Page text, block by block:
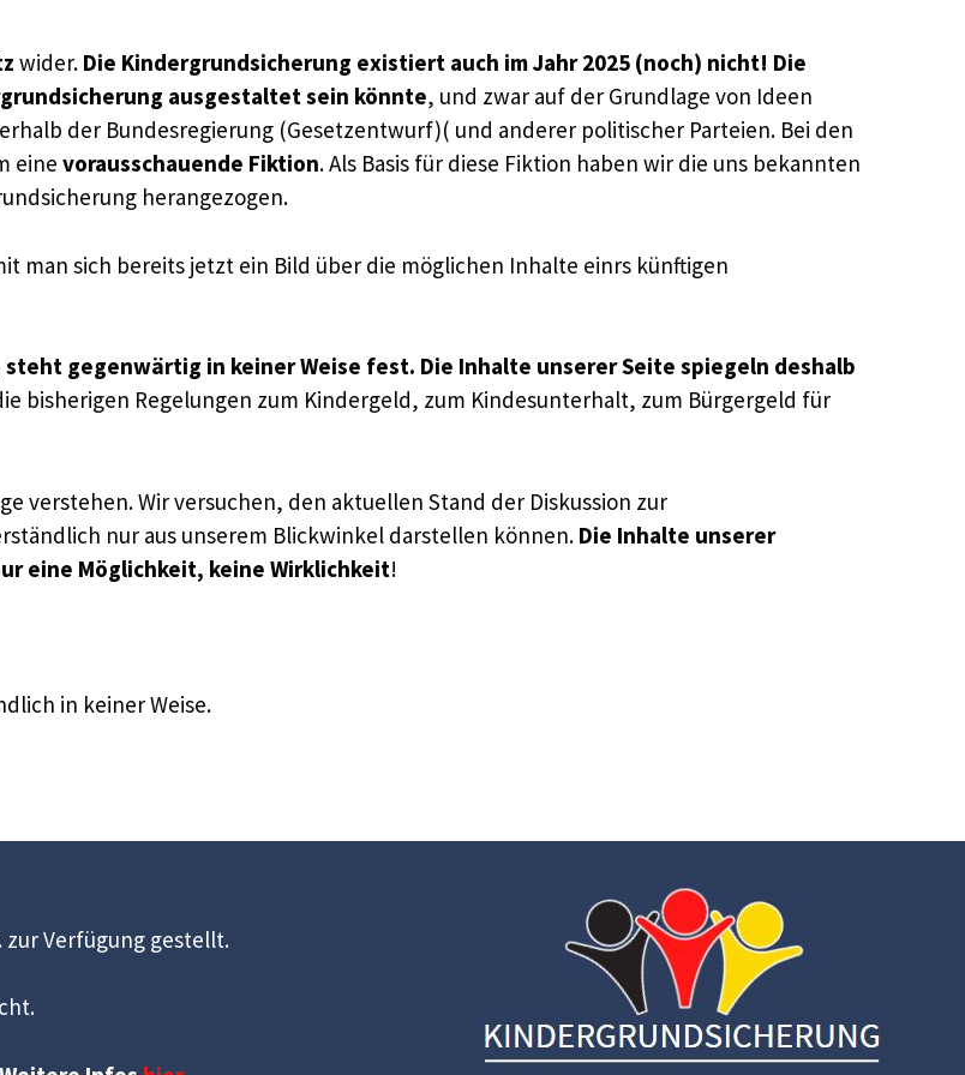
wider. Die Kindergrundsicherung existiert auch im Jahr 2025 (noch) nicht! Die
ausgestaltet sein könnte, und zwar auf der Grundlage von Ideen
der Bundesregierung (Gesetzentwurf)( und anderer politischer Parteien. Bei den
eine vorausschauende Fiktion. Als Basis für diese Fiktion haben wir die uns bekannten
herangezogen.
sich bereits jetzt ein Bild über die möglichen Inhalte einrs künftigen
gegenwärtig in keiner Weise fest. Die Inhalte unserer Seite spiegeln deshalb
bisherigen Regelungen zum Kindergeld, zum Kindesunterhalt, zum Bürgergeld für
verstehen. Wir versuchen, den aktuellen Stand der Diskussion zur
nur aus unserem Blickwinkel darstellen können. Die Inhalte unserer
eine Möglichkeit, keine Wirklichkeit!
in keiner Weise.
zur Verfügung gestellt.